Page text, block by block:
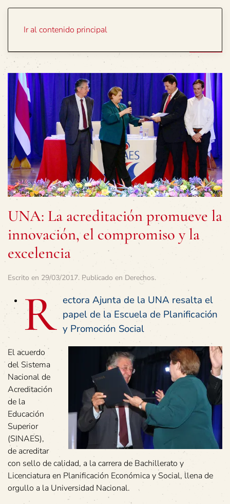
Ir al contenido principal
UNA: La acreditación promueve la
innovación, el compromiso y la
excelencia
Escrito en 29/03/2017. Publicado en Derechos.
R ectora Ajunta de la UNA resalta el
papel de la Escuela de Planificación
y Promoción Social
El acuerdo
del Sistema
Nacional de
Acreditación
de la
Educación
Superior
(SINAES),
de acreditar
con sello de calidad, a la carrera de Bachillerato y
Licenciatura en Planificación Económica y Social, llena de
orgullo a la Universidad Nacional.